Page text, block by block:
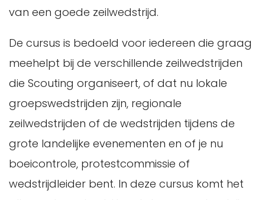
van een goede zeilwedstrijd.
De cursus is bedoeld voor iedereen die graag
meehelpt bij de verschillende zeilwedstrijden
die Scouting organiseert, of dat nu lokale
groepswedstrijden zijn, regionale
zeilwedstrijden of de wedstrijden tijdens de
grote landelijke evenementen en of je nu
boeicontrole, protestcommissie of
wedstrijdleider bent. In deze cursus komt het